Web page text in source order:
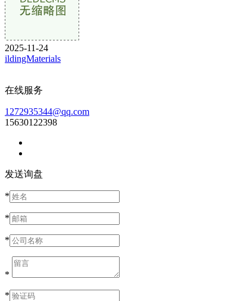
2025-11-24
ildingMaterials
在线服务
1272935344@qq.com
15630122398
发送询盘
*
*
*
*
*